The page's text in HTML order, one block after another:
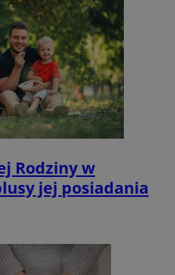
Rodziny w
jej posiadania